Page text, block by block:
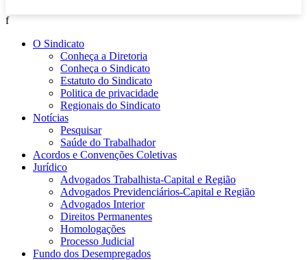
f
O Sindicato
Conheça a Diretoria
Conheça o Sindicato
Estatuto do Sindicato
Politica de privacidade
Regionais do Sindicato
Notícias
Pesquisar
Saúde do Trabalhador
Acordos e Convenções Coletivas
Jurídico
Advogados Trabalhista-Capital e Região
Advogados Previdenciários-Capital e Região
Advogados Interior
Direitos Permanentes
Homologações
Processo Judicial
Fundo dos Desempregados